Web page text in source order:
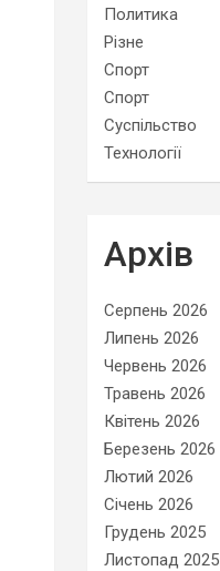
Политика
Різне
Спорт
Спорт
Суспільство
Технології
Архів
Серпень 2026
Липень 2026
Червень 2026
Травень 2026
Квітень 2026
Березень 2026
Лютий 2026
Січень 2026
Грудень 2025
Листопад 2025